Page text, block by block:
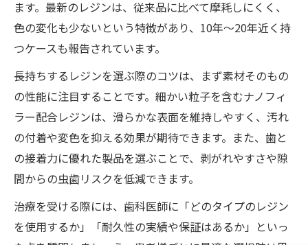
ます。最新のレジンは、従来品に比べて摩耗しにくく、
色の変化も少ないという特徴があり、10年〜20年近く持
つケースも報告されています。
長持ちするレジンを選ぶ際のコツは、まず素材そのもの
の性能に注目することです。細かい粒子を含むナノフィ
ラー配合レジンは、滑らかな表面を維持しやすく、汚れ
の付着や変色を抑える効果が期待できます。また、歯と
の接着力に優れた製品を選ぶことで、剥がれやすさや隙
間からの虫歯リスクを低減できます。
治療を受ける際には、歯科医師に「どのタイプのレジン
を使用するか」「耐久性の実績や保証はあるか」といっ